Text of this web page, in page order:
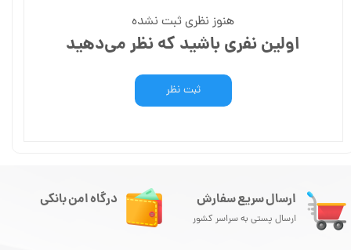
هنوز نظری ثبت نشده
اولین نفری باشید که نظر می‌دهید
ثبت نظر
ارسال سریع سفارش
ارسال پستی به سراسر کشور
درگاه امن بانکی